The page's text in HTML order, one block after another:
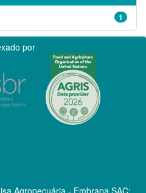
1
por
Agropecuária - Embrapa SAC: